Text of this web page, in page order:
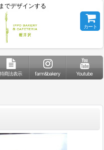
でデザインする
カート
特商法表示 farm&bakery Youtube